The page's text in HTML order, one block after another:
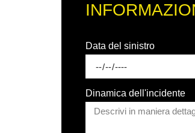
Data del sinistro
Dinamica dell'incidente